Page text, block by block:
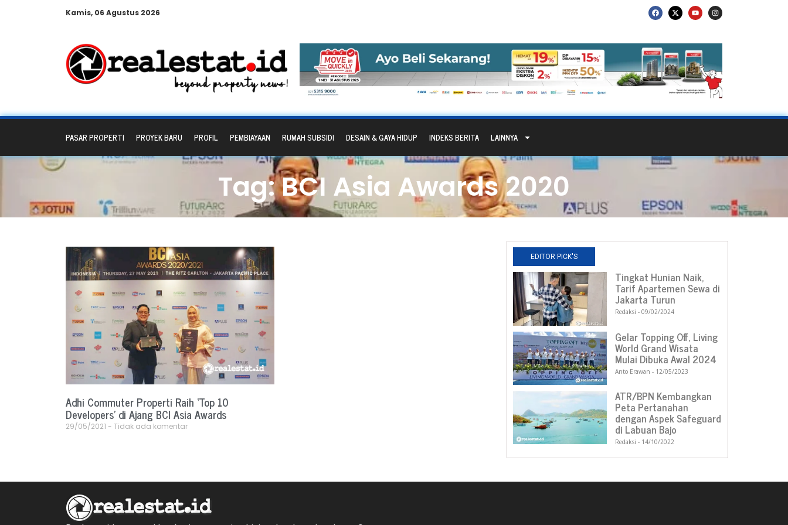
Kamis, 06 Agustus 2026
PASAR PROPERTI PROYEK BARU PROFIL PEMBIAYAAN RUMAH SUBSIDI DESAIN & GAYA HIDUP INDEKS BERITA LAINNYA
Tag: BCI Asia Awards 2020
Adhi Commuter Properti Raih ‘Top 10
Developers’ di Ajang BCI Asia Awards
29/05/2021 Tidak ada komentar
EDITOR PICK'S
Tingkat Hunian Naik,
Tarif Apartemen Sewa di
Jakarta Turun
Redaksi 09/02/2024
Gelar Topping Off, Living
World Grand Wisata
Mulai Dibuka Awal 2024
Anto Erawan 12/05/2023
ATR/BPN Kembangkan
Peta Pertanahan
dengan Aspek Safeguard
di Labuan Bajo
Redaksi 14/10/2022